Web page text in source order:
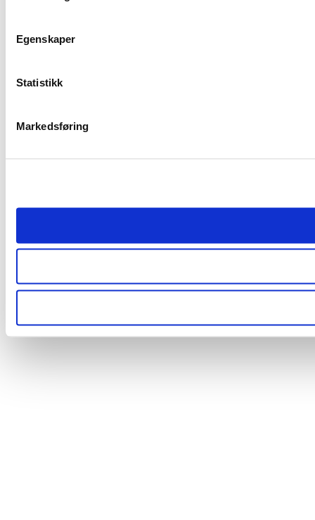
Egenskaper
Statistikk
Markedsføring